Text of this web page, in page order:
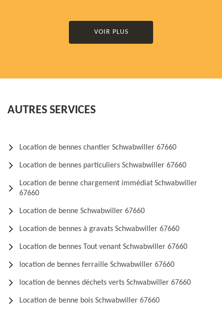
VOIR PLUS
AUTRES SERVICES
Location de bennes chantier Schwabwiller 67660
Location de bennes particuliers Schwabwiller 67660
Location de benne chargement immédiat Schwabwiller
67660
Location de benne Schwabwiller 67660
Location de bennes à gravats Schwabwiller 67660
Location de bennes Tout venant Schwabwiller 67660
location de bennes ferraille Schwabwiller 67660
location de bennes déchets verts Schwabwiller 67660
Location de benne bois Schwabwiller 67660